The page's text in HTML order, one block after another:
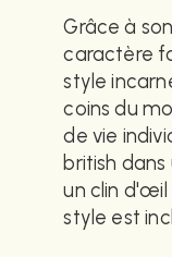
Grâce à
caractère
style
coins du
de vie
british
un clin d'œil
style est